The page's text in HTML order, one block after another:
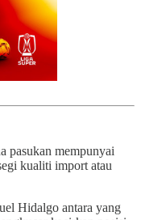
pasukan mempunyai
kualiti import atau
Hidalgo antara yang